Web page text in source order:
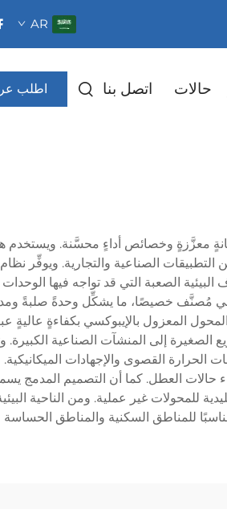
AR
حالات اتصل بنا اطلب
معزَّزةٍ وخصائص أداءٍ محسَّنة. ويستخدم
الصناعية والتجارية. ويوفِّر
الصعبة التي قد تواجه فيها الوحدات
مُصنَّف خصيصًا، ما يشكِّل وحدةً صلبةً
المعزول بالإيبوكسي بكفاءةٍ عاليةٍ
قدرةٍ تمتد من وحدات التوزيع الصغيرة إلى المنشآت الصناعية
القصوى والإجهادات الميكانيكية.
حالات العطل. كما أن التصميم المدمج
للمحولات غير عملية. ومن الناحية
للمناطق السكنية والمناطق